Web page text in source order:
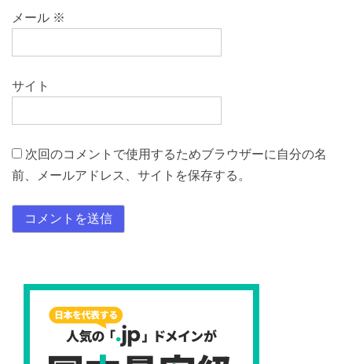
メール ※
サイト
次回のコメントで使用するためブラウザーに自分の名
前、メールアドレス、サイトを保存する。